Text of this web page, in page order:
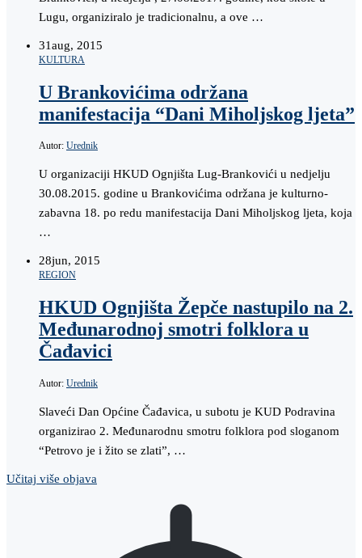
Lugu, organiziralo je tradicionalnu, a ove …
31aug, 2015
KULTURA
U Brankovićima održana
manifestacija “Dani Miholjskog ljeta”
Autor: Urednik
U organizaciji HKUD Ognjišta Lug-Brankovići u nedjelju
30.08.2015. godine u Brankovićima održana je kulturno-
zabavna 18. po redu manifestacija Dani Miholjskog ljeta, koja
…
28jun, 2015
REGION
HKUD Ognjišta Žepče nastupilo na 2.
Međunarodnoj smotri folklora u
Čađavici
Autor: Urednik
Slaveći Dan Općine Čađavica, u subotu je KUD Podravina
organizirao 2. Međunarodnu smotru folklora pod sloganom
“Petrovo je i žito se zlati”, …
Učitaj više objava